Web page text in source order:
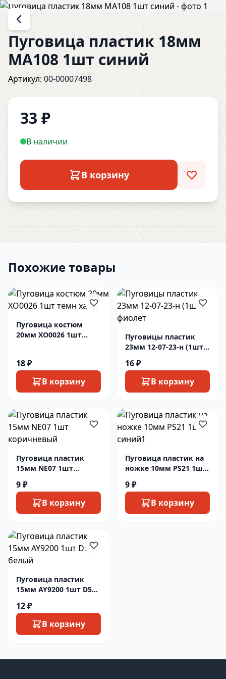
Пуговица пластик 18мм
MA108 1шт синий
Артикул:00-00007498
33 ₽
В наличии
В корзину
Похожие товары
Пуговица костюм
20мм XO0026 1шт
18 ₽
В корзину
Пуговицы пластик
23мм 12-07-23-н (1шт)
16 ₽
В корзину
Пуговица пластик
15мм NE07 1шт
9 ₽
В корзину
Пуговица пластик на
ножке 10мм PS21 1шт
9 ₽
В корзину
Пуговица пластик
15мм AY9200 1шт D501
12 ₽
В корзину